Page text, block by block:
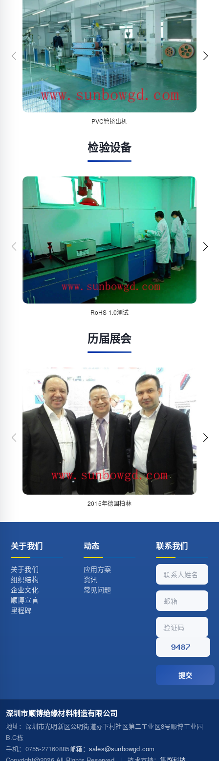
PVC管挤出机
检验设备
RoHS 1.0测试
历届展会
2015年德国柏林
关于我们
关于我们
组织结构
企业文化
顺博宣言
里程碑
动态
应用方案
资讯
常见问题
联系我们
提交
深圳市顺博绝缘材料制造有限公司
地址：深圳市光明新区公明街道办下村社区第二工业区8号顺博工业园
B.C栋
手机：0755-27160885邮箱：sales@sunbowgd.com